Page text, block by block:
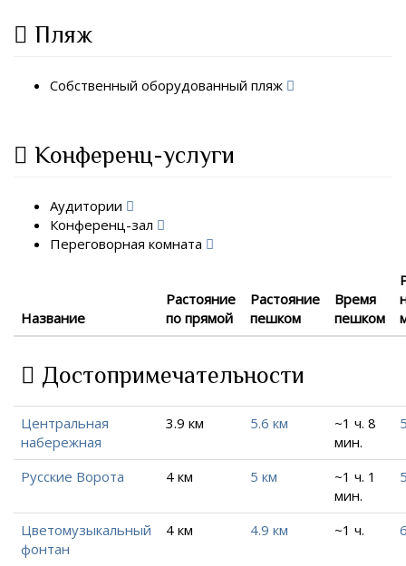
Пляж
Собственный оборудованный пляж
Конференц-услуги
Аудитории
Конференц-зал
Переговорная комната
Название
Растояние
по прямой
Растояние
пешком
Время
пешком
Достопримечательности
Центральная
набережная
3.9 км 5.6 км
~1 ч. 8
мин.
Русские Ворота 4 км 5 км
~1 ч. 1
мин.
Цветомузыкальный
фонтан
4 км 4.9 км ~1 ч.